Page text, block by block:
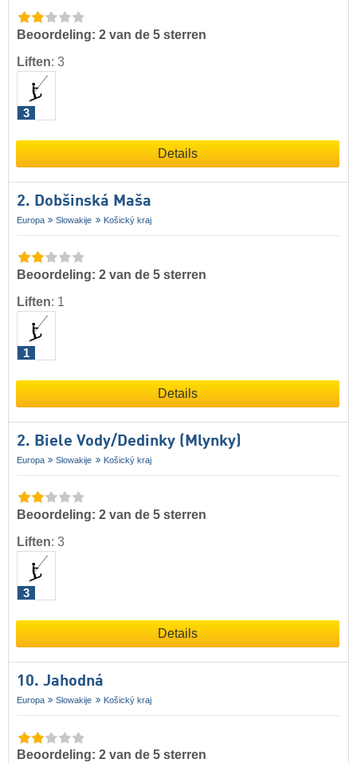
Beoordeling: 2 van de 5 sterren
Liften: 3
3
Details
2. Dobšinská Maša
Europa Slowakije Košický kraj
Beoordeling: 2 van de 5 sterren
Liften: 1
1
Details
2. Biele Vody/​Dedinky (Mlynky)
Europa Slowakije Košický kraj
Beoordeling: 2 van de 5 sterren
Liften: 3
3
Details
10. Jahodná
Europa Slowakije Košický kraj
Beoordeling: 2 van de 5 sterren